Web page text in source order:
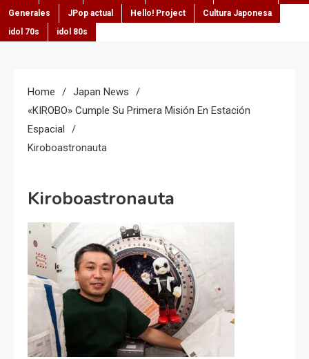
Generales
JPop actual Hello! Project
Cultura Japonesa
idol 70s
idol 80s
Home
Japan News
«KIROBO» Cumple Su Primera Misión En Estación
Espacial
Kiroboastronauta
Kiroboastronauta